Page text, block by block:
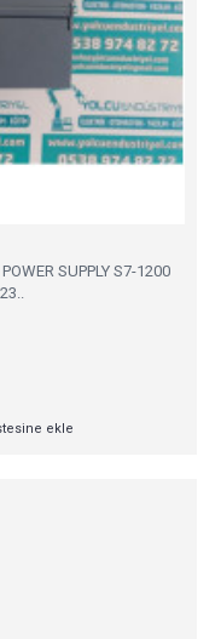
SUPPLY S7-1200
ekle